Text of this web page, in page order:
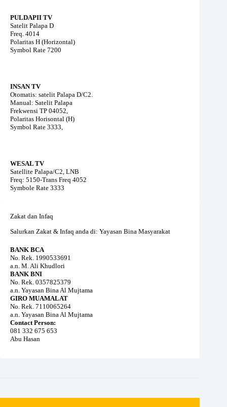
PULDAPII TV
Satelit Palapa D
Freq. 4014
Polaritas H (Horizontal)
Symbol Rate 7200
INSAN TV
Otomatis: satelit Palapa D/C2.
Manual: Satelit Palapa
Frekwensi TP 04052,
Polaritas Horisontal (H)
Symbol Rate 3333,
WESAL TV
Satellite Palapa/C2, LNB
Freq: 5150-Trans Freq 4052
Symbole Rate 3333
Zakat dan Infaq
Salurkan Zakat & Infaq anda di: Yayasan Bina Masyarakat
BANK BCA
No. Rek. 1990533691
a.n. M. Ali Khudlori
BANK BNI
No. Rek. 0357825379
a.n. Yayasan Bina Al Mujtama
GIRO MUAMALAT
No. Rek. 7110065264
a.n. Yayasan Bina Al Mujtama
Contact Person:
081 332 675 653
Abu Hasan